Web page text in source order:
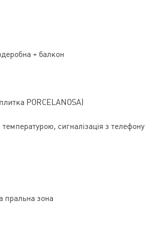
+ балкон
PORCELANOSA)
сигналізація з телефону
пральна зона